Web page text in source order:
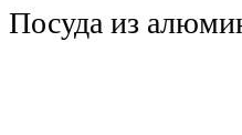
Посуда из